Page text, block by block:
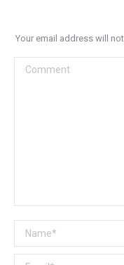
Your email address will
Comment
Name *